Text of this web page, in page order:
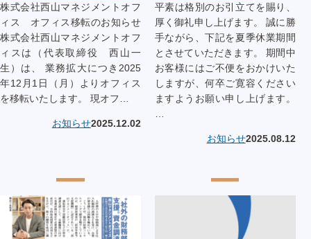
株式会社西山マネジメントオフ
ィス オフィス移転のお知らせ
株式会社西山マネジメントオフ
ィスは（代表取締役 西山一
生）は、 業務拡大につき2025
年12月1日（月）よりオフィス
を移転いたします。 現オフ…
お知らせ2025.12.02
平素は格別のお引立てを賜り、
厚く御礼申し上げます。 誠に勝
手ながら、下記を夏季休業期間
とさせていただきます。 期間中
お客様にはご不便をおかけいた
しますが、何卒ご寛容ください
ますようお願い申し上げます。
お知らせ2025.08.12